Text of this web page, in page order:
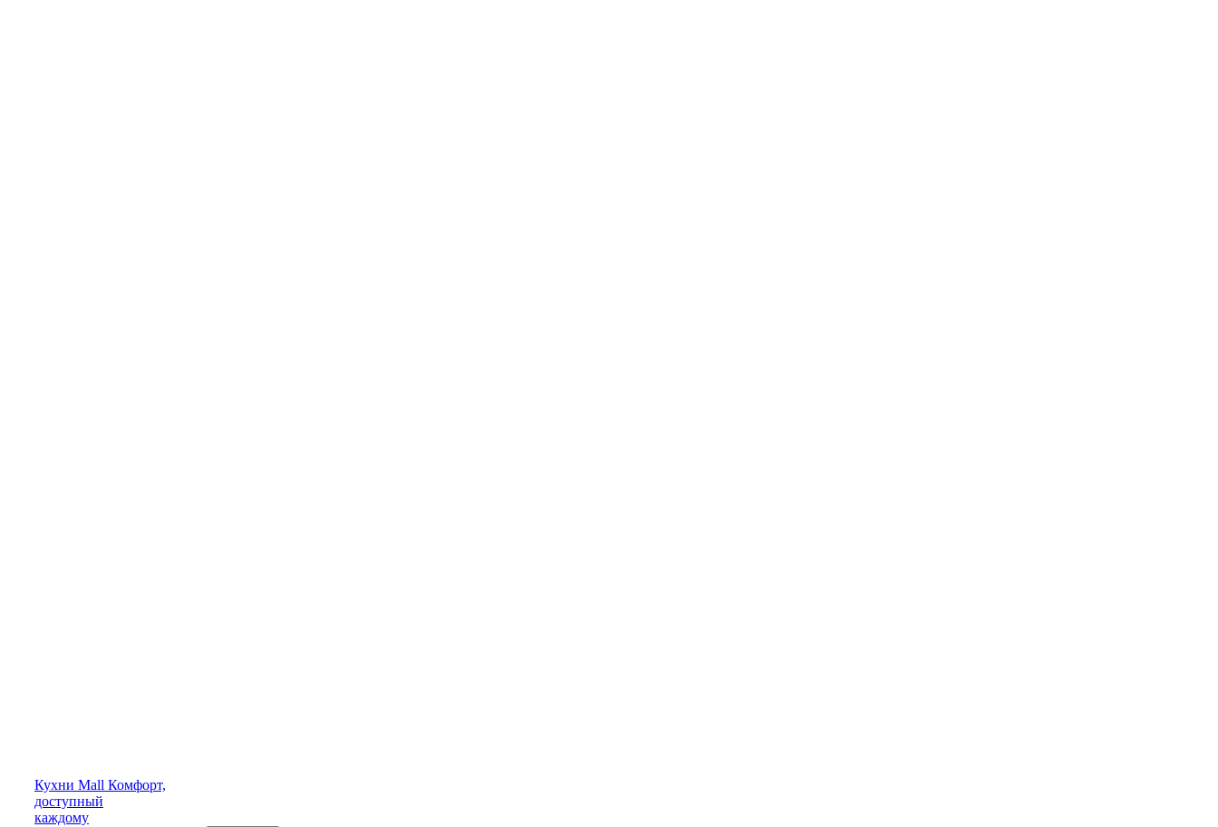
Кухни Mall Комфорт,
доступный
каждому